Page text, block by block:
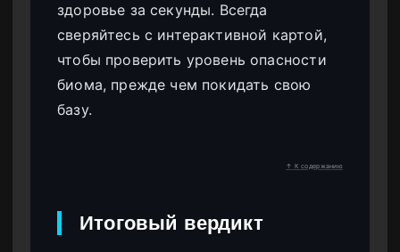
здоровье за секунды. Всегда
сверяйтесь с интерактивной картой,
чтобы проверить уровень опасности
биома, прежде чем покидать свою
базу.
↑ К содержанию
Итоговый вердикт